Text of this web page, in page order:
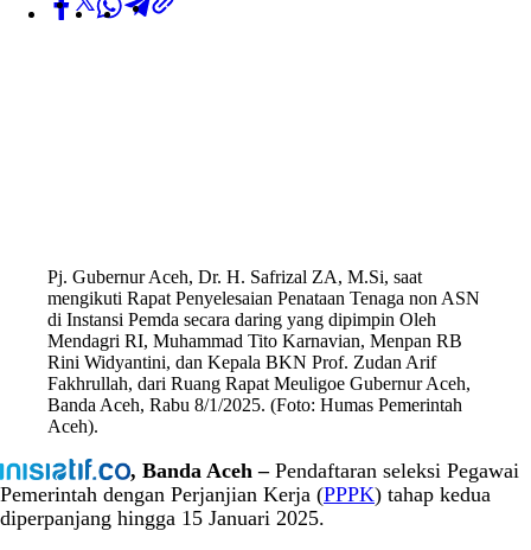
Pj. Gubernur Aceh, Dr. H. Safrizal ZA, M.Si, saat
mengikuti Rapat Penyelesaian Penataan Tenaga non ASN
di Instansi Pemda secara daring yang dipimpin Oleh
Mendagri RI, Muhammad Tito Karnavian, Menpan RB
Rini Widyantini, dan Kepala BKN Prof. Zudan Arif
Fakhrullah, dari Ruang Rapat Meuligoe Gubernur Aceh,
Banda Aceh, Rabu 8/1/2025. (Foto: Humas Pemerintah
Aceh).
, Banda Aceh –Pendaftaran seleksi Pegawai
Pemerintah dengan Perjanjian Kerja (PPPK) tahap kedua
diperpanjang hingga 15 Januari 2025.